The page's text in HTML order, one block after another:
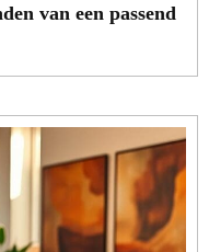
van een passend